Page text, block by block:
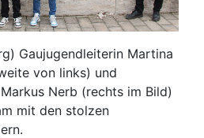
Gaujugendleiterin Martina
von links) und
Nerb (rechts im Bild)
mit den stolzen